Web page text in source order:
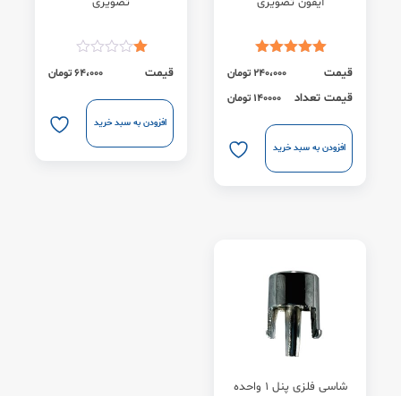
قیمت 240،000 تومان
قیمت تعداد 140000 تومان
افزودن به سبد خرید
قیمت 64،000تومان
افزودن به سبد خرید
شاسی فلزی پنل 1 واحده